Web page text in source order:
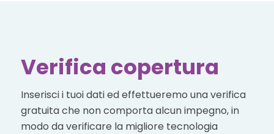
Verifica copertura
Inserisci i tuoi dati ed effettueremo una verifica
gratuita che non comporta alcun impegno, in
modo da verificare la migliore tecnologia